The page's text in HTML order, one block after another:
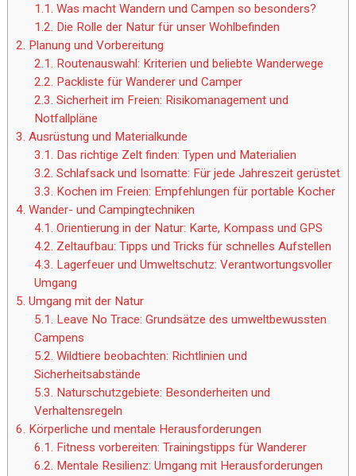
1.1. Was macht Wandern und Campen so besonders?
1.2. Die Rolle der Natur für unser Wohlbefinden
2. Planung und Vorbereitung
2.1. Routenauswahl: Kriterien und beliebte Wanderwege
2.2. Packliste für Wanderer und Camper
2.3. Sicherheit im Freien: Risikomanagement und
Notfallpläne
3. Ausrüstung und Materialkunde
3.1. Das richtige Zelt finden: Typen und Materialien
3.2. Schlafsack und Isomatte: Für jede Jahreszeit gerüstet
3.3. Kochen im Freien: Empfehlungen für portable Kocher
4. Wander- und Campingtechniken
4.1. Orientierung in der Natur: Karte, Kompass und GPS
4.2. Zeltaufbau: Tipps und Tricks für schnelles Aufstellen
4.3. Lagerfeuer und Umweltschutz: Verantwortungsvoller
Umgang
5. Umgang mit der Natur
5.1. Leave No Trace: Grundsätze des umweltbewussten
Campens
5.2. Wildtiere beobachten: Richtlinien und
Sicherheitsabstände
5.3. Naturschutzgebiete: Besonderheiten und
Verhaltensregeln
6. Körperliche und mentale Herausforderungen
6.1. Fitness vorbereiten: Trainingstipps für Wanderer
6.2. Mentale Resilienz: Umgang mit Herausforderungen